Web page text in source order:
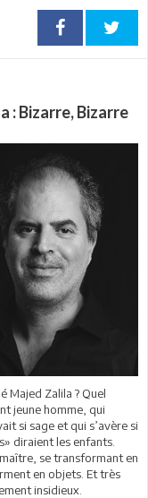
: Bizarre, Bizarre
Majed Zalila ? Quel
jeune homme, qui
si sage et qui s’avère si
diraient les enfants.
se transformant en
en objets. Et très
insidieux.